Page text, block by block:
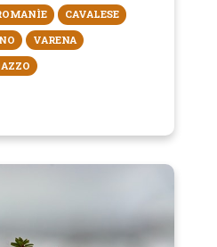
CAVALESE
VARENA